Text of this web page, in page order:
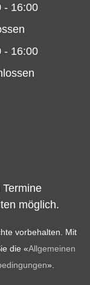
- 16:00
- 16:00
möglich.
vorbehalten. Mit
die «Allgemeinen
».